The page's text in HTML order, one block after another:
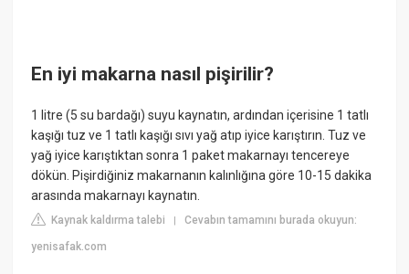
En iyi makarna nasıl pişirilir?
1 litre (5 su bardağı) suyu kaynatın, ardından içerisine 1 tatlı
kaşığı tuz ve 1 tatlı kaşığı sıvı yağ atıp iyice karıştırın. Tuz ve
yağ iyice karıştıktan sonra 1 paket makarnayı tencereye
dökün. Pişirdiğiniz makarnanın kalınlığına göre 10-15 dakika
arasında makarnayı kaynatın.
Kaynak kaldırma talebi |Cevabın tamamını burada okuyun:
yenisafak.com